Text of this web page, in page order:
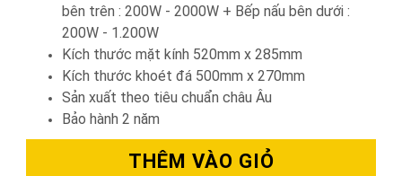
bên trên : 200W - 2000W + Bếp nấu bên dưới :
200W - 1.200W
Kích thước mặt kính 520mm x 285mm
Kích thước khoét đá 500mm x 270mm
Sản xuất theo tiêu chuẩn châu Âu
Bảo hành 2 năm
THÊM VÀO GIỎ